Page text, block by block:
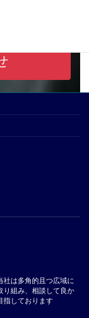
社は多角的且つ広域に
り組み、相談して良か
指しております